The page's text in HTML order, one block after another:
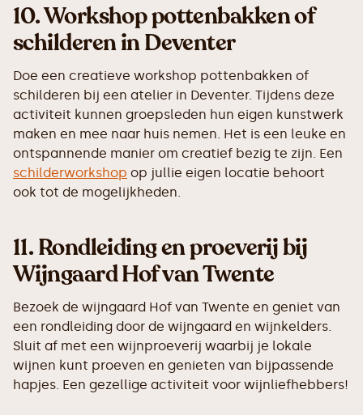
10.Workshop pottenbakken of
schilderen in Deventer
Doe een creatieve workshop pottenbakken of
schilderen bij een atelier in Deventer. Tijdens deze
activiteit kunnen groepsleden hun eigen kunstwerk
maken en mee naar huis nemen. Het is een leuke en
ontspannende manier om creatief bezig te zijn. Een
schilderworkshop op jullie eigen locatie behoort
ook tot de mogelijkheden.
11.Rondleiding en proeverij bij
Wijngaard Hof van Twente
Bezoek de wijngaard Hof van Twente en geniet van
een rondleiding door de wijngaard en wijnkelders.
Sluit af met een wijnproeverij waarbij je lokale
wijnen kunt proeven en genieten van bijpassende
hapjes. Een gezellige activiteit voor wijnliefhebbers!